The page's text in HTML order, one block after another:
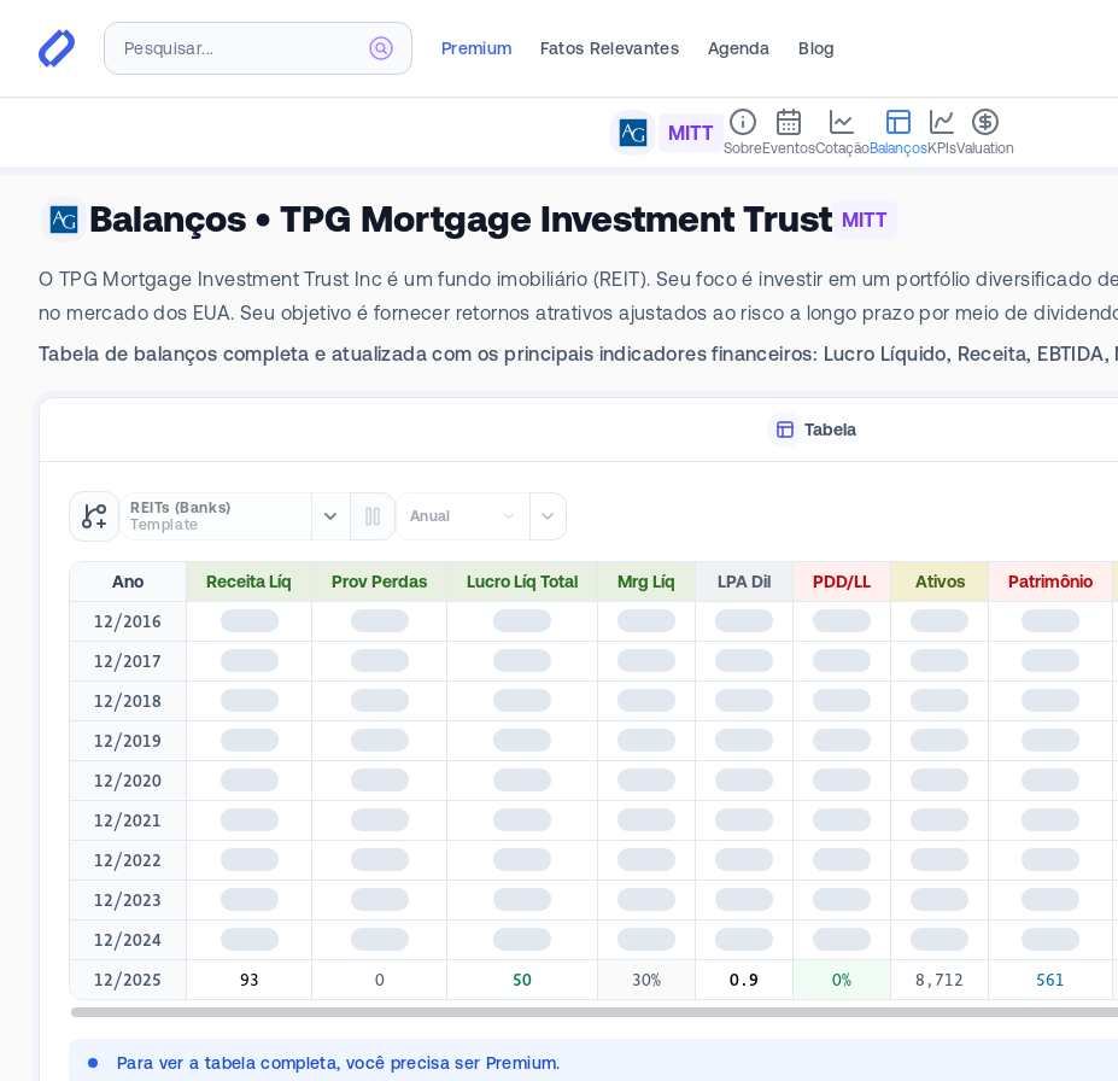
Premium Fatos Relevantes Agenda Blog
MITT
SobreEventosCotaçãoBalançosKPIsValuation
Balanços • TPG Mortgage Investment Trust MITT
O TPG Mortgage Investment Trust Inc é um fundo imobiliário (REIT). Seu foco é investir em um portfólio diversificado
no mercado dos EUA. Seu objetivo é fornecer retornos atrativos ajustados ao risco a longo prazo por meio de
Tabela de balanços completa e atualizada com os principais indicadores financeiros: Lucro Líquido, Receita, EBTIDA,
Tabela
REITs (Banks)
Template
Anual
Ano Receita Líq Prov Perdas Lucro Líq Total Mrg Líq LPA Dil PDD/LL Ativos Patrimônio
12/2016 $1,345 $1,345 $1,345 $1,345 $1,345 $1,345 $1,345 $1,345
12/2017
$1,345 $1,345 $1,345 $1,345 $1,345 $1,345 $1,345 $1,345
12/2018
$1,345 $1,345 $1,345 $1,345 $1,345 $1,345 $1,345 $1,345
12/2019
$1,345 $1,345 $1,345 $1,345 $1,345 $1,345 $1,345 $1,345
12/2020
$1,345 $1,345 $1,345 $1,345 $1,345 $1,345 $1,345 $1,345
12/2021
$1,345 $1,345 $1,345 $1,345 $1,345 $1,345 $1,345 $1,345
12/2022
$1,345 $1,345 $1,345 $1,345 $1,345 $1,345 $1,345 $1,345
12/2023
$1,345 $1,345 $1,345 $1,345 $1,345 $1,345 $1,345 $1,345
12/2024
$1,345 $1,345 $1,345 $1,345 $1,345 $1,345 $1,345 $1,345
12/2025
93 0 50 30% 0.9 0% 8,712 561
Para ver a tabela completa, você precisa ser Premium.